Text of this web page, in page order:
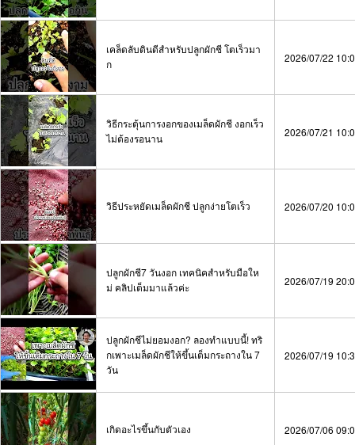
เคล็ดลับดินดีสำหรับปลูกผักชี โตเร็วมา
ก
2026/07/22
วิธีกระตุ้นการงอกของเมล็ดผักชี งอกเร็ว
ไม่ต้องรอนาน
2026/07/21
วิธีประหยัดเมล็ดผักชี ปลูกง่ายโตเร็ว 2026/07/20
ปลูกผักชี7 วันงอก เทคนิคสำหรับมือให
ม่ คลิปเต็มมาแล้วค่ะ
2026/07/19
ปลูกผักชีไม่ยอมงอก? ลองทำแบบนี้! ทริ
กเพาะเมล็ดผักชีให้ขึ้นเต็มกระถางใน 7
วัน
2026/07/19
เกิดอะไรขึ้นกับตัวเอง 2026/07/06